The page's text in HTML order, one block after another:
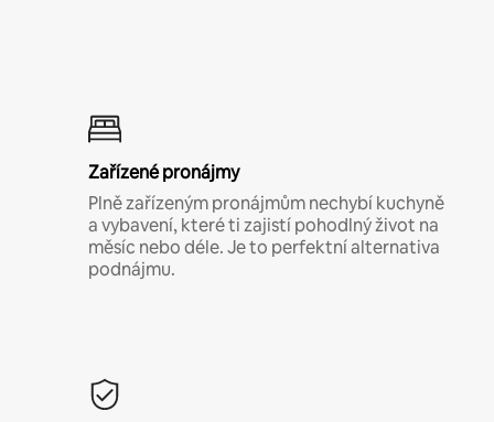
Zařízené pronájmy
Plně zařízeným pronájmům nechybí kuchyně
a vybavení, které ti zajistí pohodlný život na
měsíc nebo déle. Je to perfektní alternativa
podnájmu.